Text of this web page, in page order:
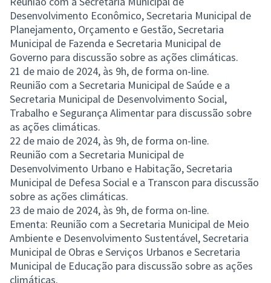
Desenvolvimento Econômico, Secretaria Municipal de
Planejamento, Orçamento e Gestão, Secretaria
Municipal de Fazenda e Secretaria Municipal de
Governo para discussão sobre as ações climáticas.
21 de maio de 2024, às 9h, de forma on-line.
Reunião com a Secretaria Municipal de Saúde e a
Secretaria Municipal de Desenvolvimento Social,
Trabalho e Segurança Alimentar para discussão sobre
as ações climáticas.
22 de maio de 2024, às 9h, de forma on-line.
Reunião com a Secretaria Municipal de
Desenvolvimento Urbano e Habitação, Secretaria
Municipal de Defesa Social e a Transcon para discussão
sobre as ações climáticas.
23 de maio de 2024, às 9h, de forma on-line.
Ementa: Reunião com a Secretaria Municipal de Meio
Ambiente e Desenvolvimento Sustentável, Secretaria
Municipal de Obras e Serviços Urbanos e Secretaria
Municipal de Educação para discussão sobre as ações
climáticas.